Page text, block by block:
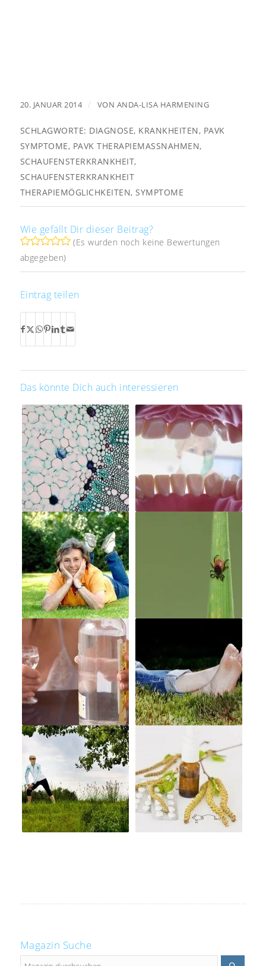
20. JANUAR 2014 / VON ANDA-LISA HARMENING
SCHLAGWORTE: DIAGNOSE, KRANKHEITEN, PAVK
SYMPTOME, PAVK THERAPIEMASSNAHMEN
,
SCHAUFENSTERKRANKHEIT,
SCHAUFENSTERKRANKHEIT
THERAPIEMÖGLICHKEITEN,SYMPTOME
Wie gefällt Dir dieser Beitrag?
(Es wurden noch keine Bewertungen
abgegeben)
Eintrag teilen
Das könnte Dich auch interessieren
Magazin Suche